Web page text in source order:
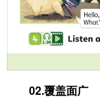
02.覆盖面广